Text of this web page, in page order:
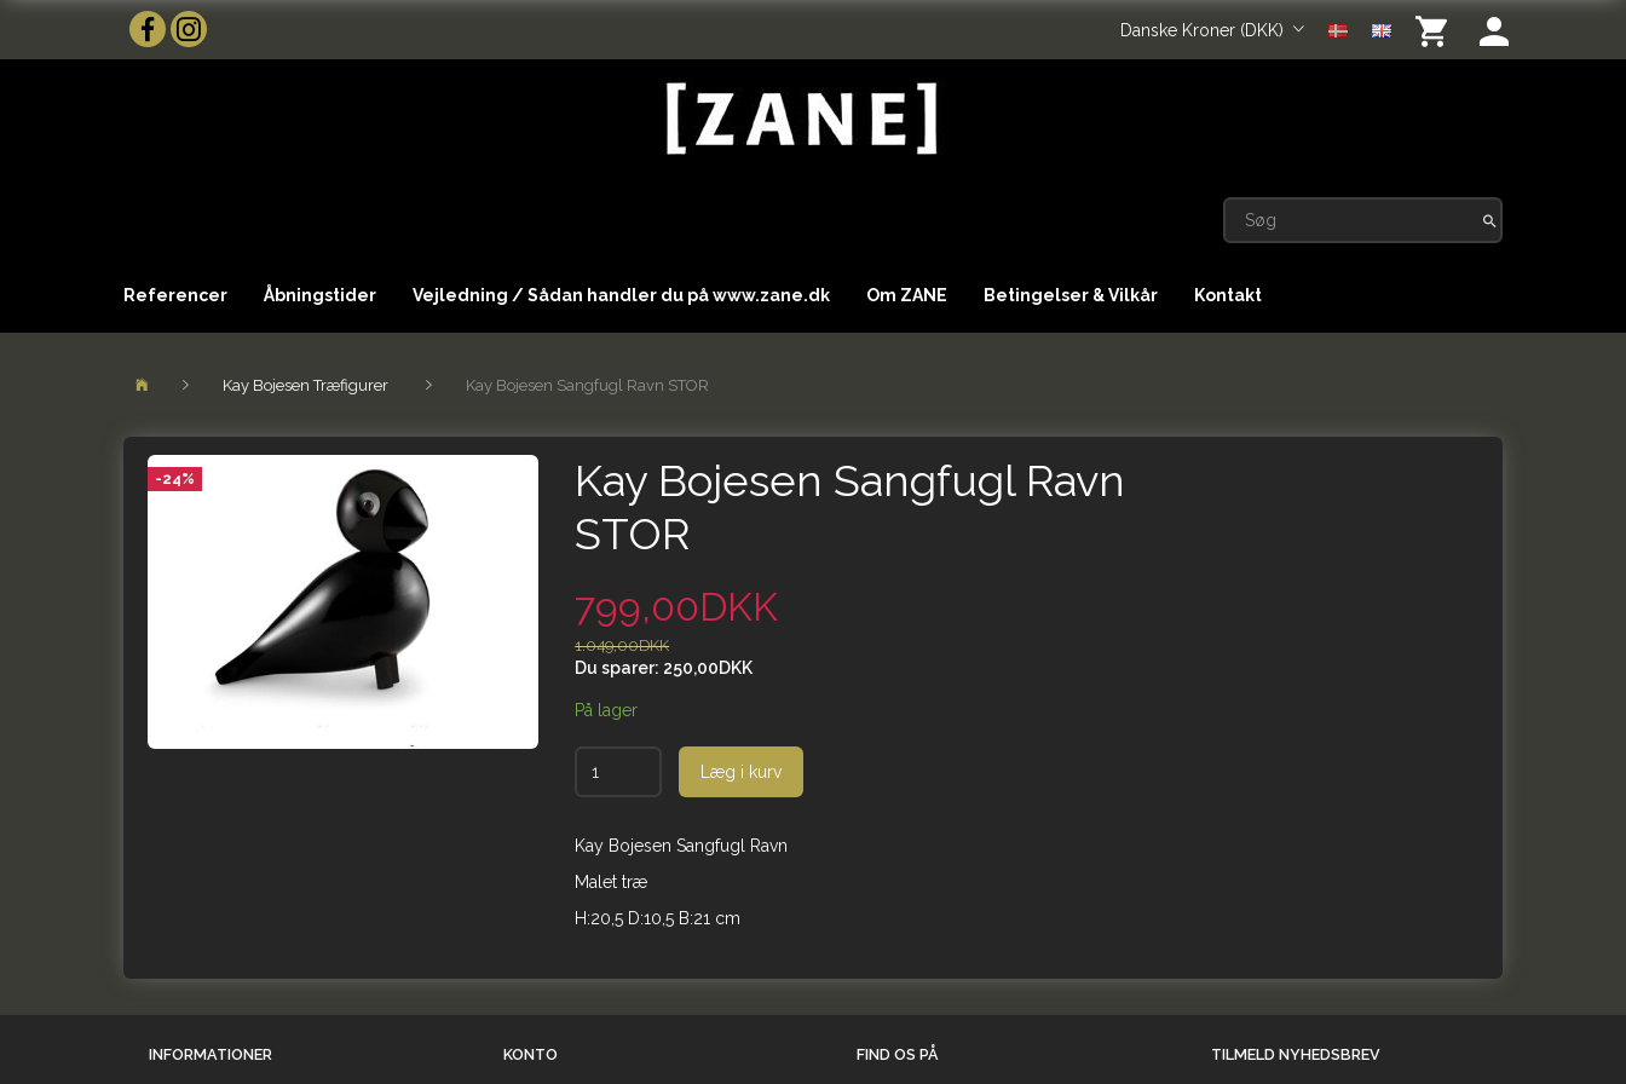
Danske Kroner (DKK)
Referencer Åbningstider Vejledning / Sådan handler du på www.zane.dk Om ZANE Betingelser & Vilkår Kontakt
Kay Bojesen Træfigurer Kay Bojesen Sangfugl Ravn STOR
-24%
Kay Bojesen Sangfugl Ravn
STOR
799,00DKK
1.049,00DKK
Du sparer: 250,00DKK
På lager
Læg i kurv
Kay Bojesen Sangfugl Ravn
Malet træ
H:20,5 D:10,5 B:21 cm
INFORMATIONER KONTO FIND OS PÅ TILMELD NYHEDSBREV